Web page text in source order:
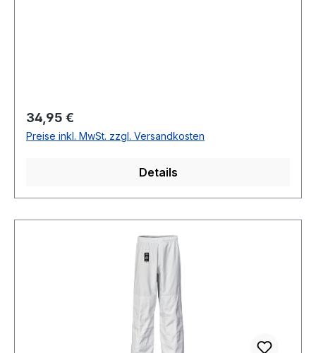
Regulärer Preis:
34,95 €
Preise inkl. MwSt. zzgl. Versandkosten
Details